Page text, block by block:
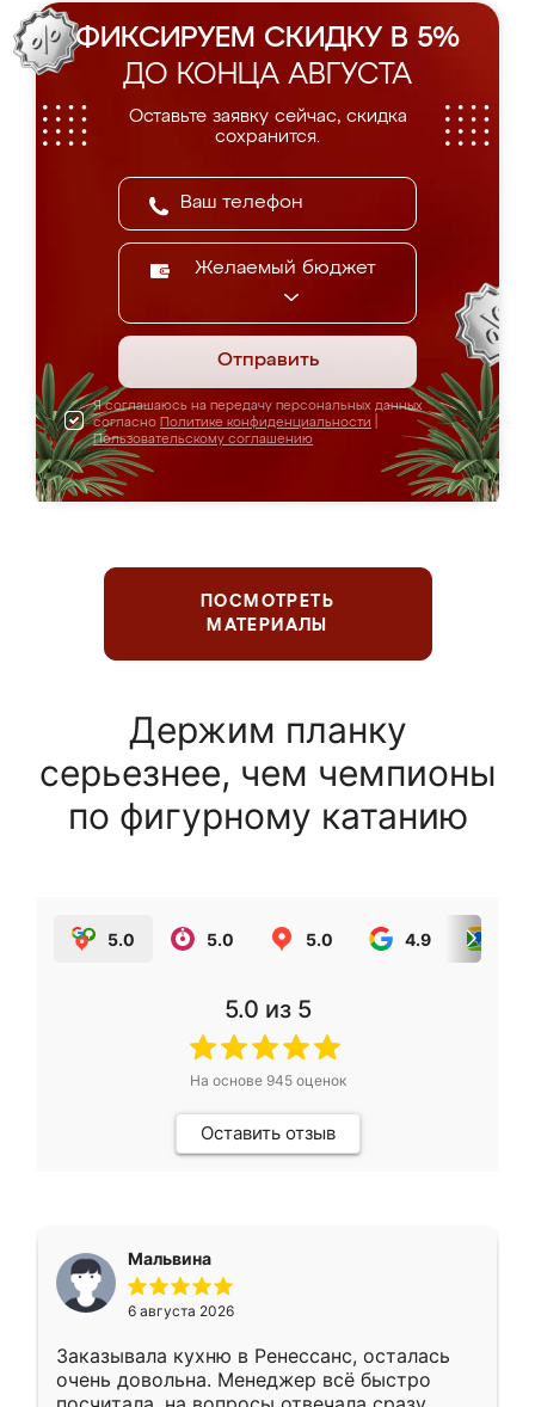
ФИКСИРУЕМ СКИДКУ В 5%
ДО КОНЦА АВГУСТА
Оставьте заявку сейчас, скидка
сохранится.
Желаемый бюджет
Отправить
Я соглашаюсь на передачу персональных данных
согласно Политике конфиденциальности
Пользовательскому соглашению
ПОСМОТРЕТЬ
МАТЕРИАЛЫ
Держим планку
серьезнее, чем чемпионы
по фигурному катанию
5.0 5.0 5.0 4.9
5.0 из 5
На основе 945оценок
Оставить отзыв
Мальвина
6 августа 2026
Заказывала кухню в Ренессанс, осталась
очень довольна. Менеджер всё быстро